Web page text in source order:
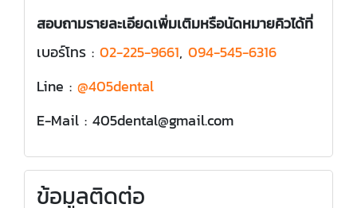
สอบถามรายละเอียดเพิ่มเติมหรือนัดหมายคิวได้ที่
เบอร์โทร : 02-225-9661, 094-545-6316
Line : @405dental
E-Mail : 405dental@gmail.com
ข้อมูลติดต่อ